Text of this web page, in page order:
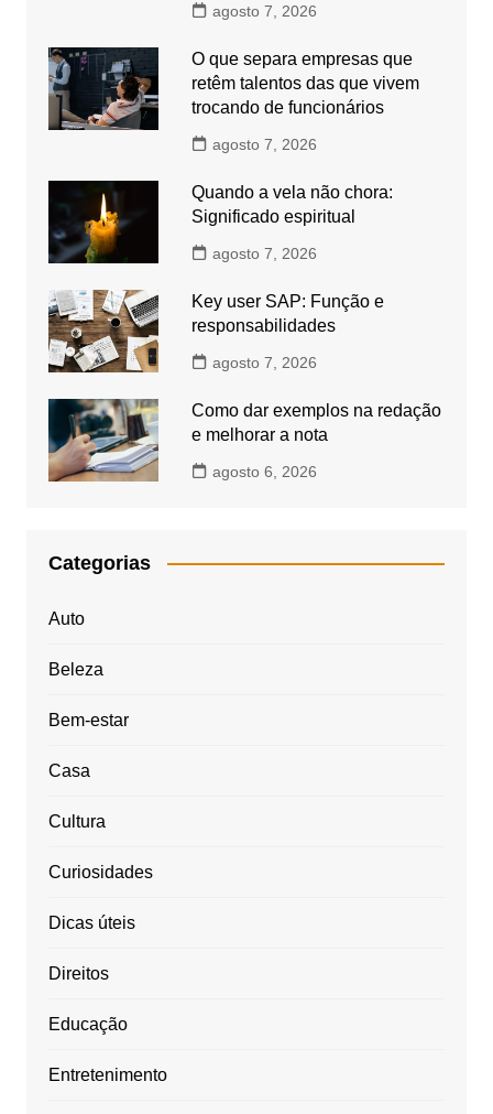
agosto 7, 2026
O que separa empresas que
retêm talentos das que vivem
trocando de funcionários
agosto 7, 2026
Quando a vela não chora:
Significado espiritual
agosto 7, 2026
Key user SAP: Função e
responsabilidades
agosto 7, 2026
Como dar exemplos na redação
e melhorar a nota
agosto 6, 2026
Categorias
Auto
Beleza
Bem-estar
Casa
Cultura
Curiosidades
Dicas úteis
Direitos
Educação
Entretenimento